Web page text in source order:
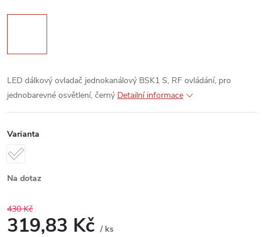
LED dálkový ovladač jednokanálový BSK1 S, RF ovládání, pro
jednobarevné osvětlení, černý Detailní informace
Varianta
Na dotaz
430 Kč
319,83 Kč / ks